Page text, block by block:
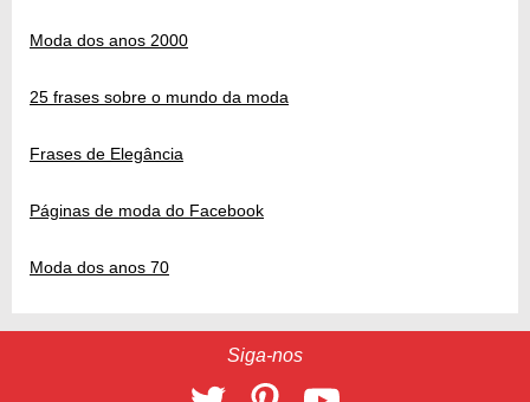
Moda dos anos 2000
25 frases sobre o mundo da moda
Frases de Elegância
Páginas de moda do Facebook
Moda dos anos 70
Siga-nos